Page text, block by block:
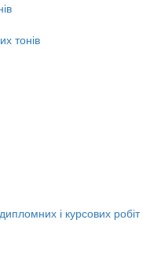
тонів
і курсових робіт